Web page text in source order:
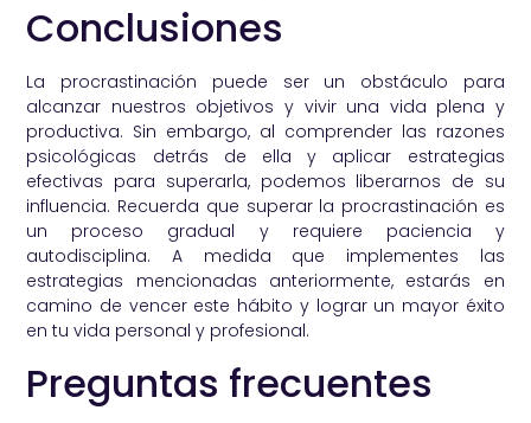
Conclusiones
La procrastinación puede ser un obstáculo para
alcanzar nuestros objetivos y vivir una vida plena y
productiva. Sin embargo, al comprender las razones
psicológicas detrás de ella y aplicar estrategias
efectivas para superarla, podemos liberarnos de su
influencia. Recuerda que superar la procrastinación es
un proceso gradual y requiere paciencia y
autodisciplina. A medida que implementes las
estrategias mencionadas anteriormente, estarás en
camino de vencer este hábito y lograr un mayor éxito
en tu vida personal y profesional.
Preguntas frecuentes